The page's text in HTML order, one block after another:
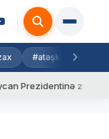
#atəşkəs
zəng edib